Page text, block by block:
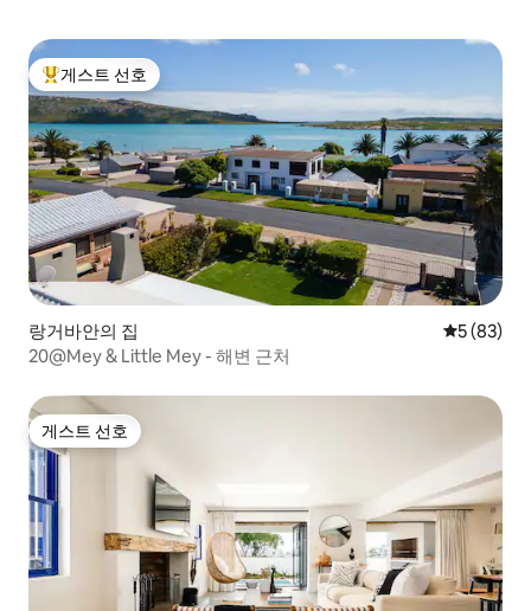
상위 게스트 선호
게스트 선호
랑거바안의 집 평점 5점(5
5 (83)
20@Mey & Little Mey - 해변 근처
게스트 선호
게스트 선호